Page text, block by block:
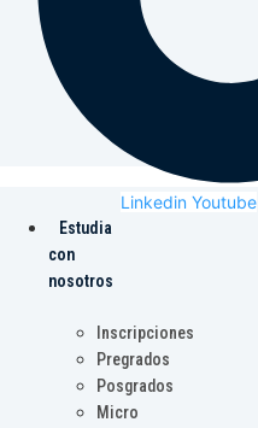
Linkedin Youtube
Estudia
con
nosotros
Inscripciones
Pregrados
Posgrados
Micro